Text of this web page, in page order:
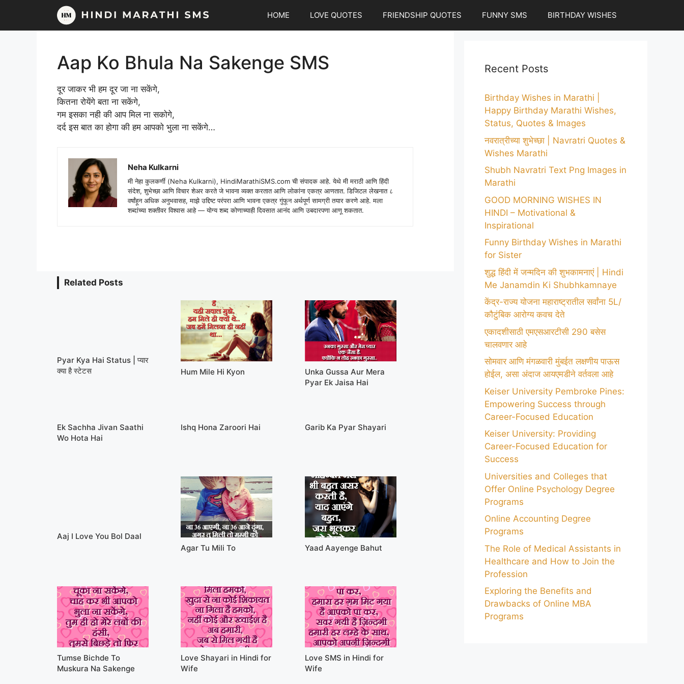
content
HOME LOVE QUOTES FRIENDSHIP QUOTES FUNNY SMS BIRTHDAY WISHES
Aap Ko Bhula Na Sakenge SMS
दूर जाकर भी हम दूर जा ना सकेंगे,
कितना रोयेंगे बता ना सकेंगे,
गम इसका नही की आप मिल ना सकोगे,
दर्द इस बात का होगा की हम आपको भुला ना सकेंगे…
Neha Kulkarni
मी नेहा कुलकर्णी (Neha Kulkarni), HindiMarathiSMS.com ची संपादक आहे. येथे मी मराठी आणि हिंदी
संदेश, शुभेच्छा आणि विचार शेअर करते जे भावना व्यक्त करतात आणि लोकांना एकत्र आणतात. डिजिटल लेखनात ८
वर्षांहून अधिक अनुभवासह, माझे उद्दिष्ट परंपरा आणि भावना एकत्र गुंफून अर्थपूर्ण सामग्री तयार करणे आहे. मला
शब्दांच्या शक्तीवर विश्वास आहे — योग्य शब्द कोणाच्याही दिवसात आनंद आणि उबदारपणा आणू शकतात.
Related Posts
Pyar Kya Hai Status | प्यार
क्या है स्टेटस
Hum Mile Hi Kyon
Unka Gussa Aur Mera
Pyar Ek Jaisa Hai
Ek Sachha Jivan Saathi
Wo Hota Hai
Ishq Hona Zaroori Hai Garib Ka Pyar Shayari
Aaj I Love You Bol Daal
Agar Tu Mili To
Yaad Aayenge Bahut
Tumse Bichde To
Muskura Na Sakenge
Love Shayari in Hindi for
Wife
Love SMS in Hindi for
Wife
Recent Posts
Birthday Wishes in Marathi |
Happy Birthday Marathi Wishes,
Status, Quotes & Images
नवरात्रीच्या शुभेच्छा | Navratri Quotes &
Wishes Marathi
Shubh Navratri Text Png Images in
Marathi
GOOD MORNING WISHES IN
HINDI – Motivational &
Inspirational
Funny Birthday Wishes in Marathi
for Sister
शुद्ध हिंदी में जन्मदिन की शुभकामनाएं | Hindi
Me Janamdin Ki Shubhkamnaye
केंद्र-राज्य योजना महाराष्ट्रातील सर्वांना 5L/
कौटुंबिक आरोग्य कवच देते
एकादशीसाठी एमएसआरटीसी 290 बसेस
चालवणार आहे
सोमवार आणि मंगळवारी मुंबईत लक्षणीय पाऊस
होईल, असा अंदाज आयएमडीने वर्तवला आहे
Keiser University Pembroke Pines:
Empowering Success through
Career-Focused Education
Keiser University: Providing
Career-Focused Education for
Success
Universities and Colleges that
Offer Online Psychology Degree
Programs
Online Accounting Degree
Programs
The Role of Medical Assistants in
Healthcare and How to Join the
Profession
Exploring the Benefits and
Drawbacks of Online MBA
Programs